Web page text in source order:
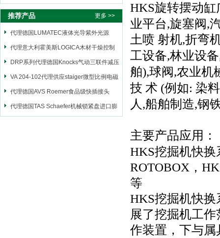
推荐产品 更多 >>
代理德国LUMATEC液体光导紫外光源
代理意大利霍美斯LOGICA木材干燥控制
仪
DRP系列代理德国Knocks气动三联件减压
阀
VA 204-102代理供应staiger微型比例电磁
阀
代理德国AVS Roemer食品级快插接头
代理德国TAS Schaefer机械锁紧盘进口膨
HKS旋转摆动缸
业平台,旋塞阀,
土喷 射机,折弯
工设备,林业设
舶),球阀,农业机
技 术 (例如: 染
人,船舶制造,钢
主要产品应用 ：
HKS挖掘机快换
ROTOBOX，
等
HKS挖掘机快换
展了挖掘机工
作装置，下与